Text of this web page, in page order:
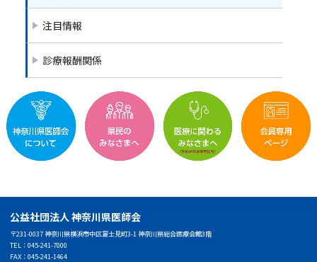
注目情報
診療報酬関係
公益社団法人 神奈川県医師会
〒231-0037 神奈川県横浜市中区富士見町3-1 神奈川県総合医療会館3階
TEL：045-241-7000
FAX：045-241-1464